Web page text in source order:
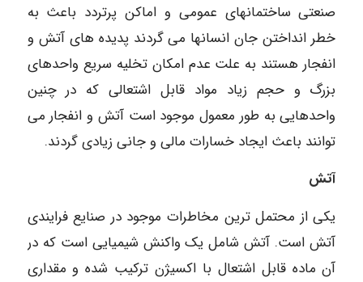
صنعتی ساختمانهای عمومی و اماکن پرتردد باعث به
خطر انداختن جان انسانها می گردند پدیده های آتش و
انفجار هستند به علت عدم امکان تخلیه سریع واحدهای
بزرگ و حجم زیاد مواد قابل اشتعالی که در چنین
واحدهایی به طور معمول موجود است آتش و انفجار می
توانند باعث ایجاد خسارات مالی و جانی زیادی گردند.
آتش
یکی از محتمل ترین مخاطرات موجود در صنایع فرایندی
آتش است. آتش شامل یک واکنش شیمیایی است که در
آن ماده قابل اشتعال با اکسیژن ترکیب شده و مقداری